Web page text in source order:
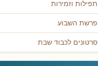
תפילות וזמירות
פרשת השבוע
סרטונים לכבוד שבת